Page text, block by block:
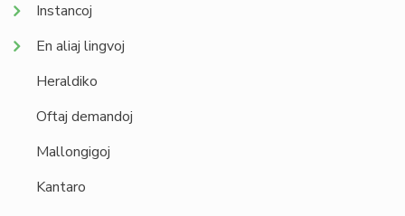
Instancoj
En aliaj lingvoj
Heraldiko
Oftaj demandoj
Mallongigoj
Kantaro